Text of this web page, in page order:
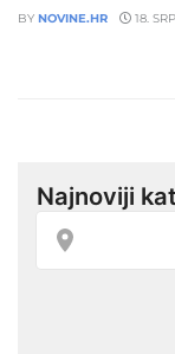
BY NOVINE.HR 18.